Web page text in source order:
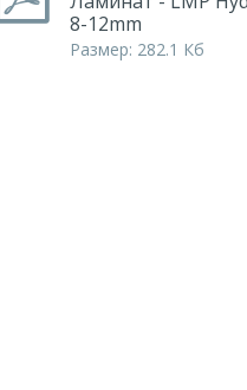
8-12mm
Размер: 282.1 Кб